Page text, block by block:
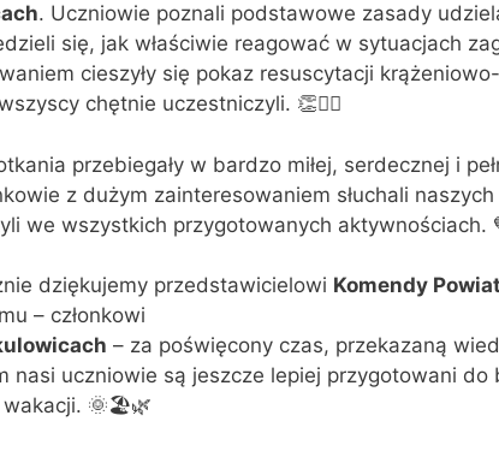
. Uczniowie poznali podstawowe zasady
się, jak właściwie reagować w sytuacjach
cieszyły się pokaz resuscytacji
chętnie uczestniczyli. 👏🧑‍⚕️
przebiegały w bardzo miłej, serdecznej i
z dużym zainteresowaniem słuchali
we wszystkich przygotowanych aktywnościach.
dziękujemy przedstawicielowi Komendy
– członkowi
– za poświęcony czas, przekazaną
nasi uczniowie są jeszcze lepiej przygotowani
wakacji. 🌞🏖️🌿